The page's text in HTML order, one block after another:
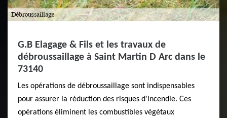
G.B Elagage & Fils et les travaux de
débroussaillage à Saint Martin D Arc dans le
73140
Les opérations de débroussaillage sont indispensables
pour assurer la réduction des risques d'incendie. Ces
opérations éliminent les combustibles végétaux